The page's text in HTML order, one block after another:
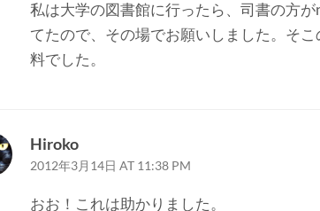
私は大学の図書館に行ったら、司書の方
てたので、その場でお願いしました。そ
料でした。
Hiroko
2012年3月14日 AT 11:38 PM
おお！これは助かりました。